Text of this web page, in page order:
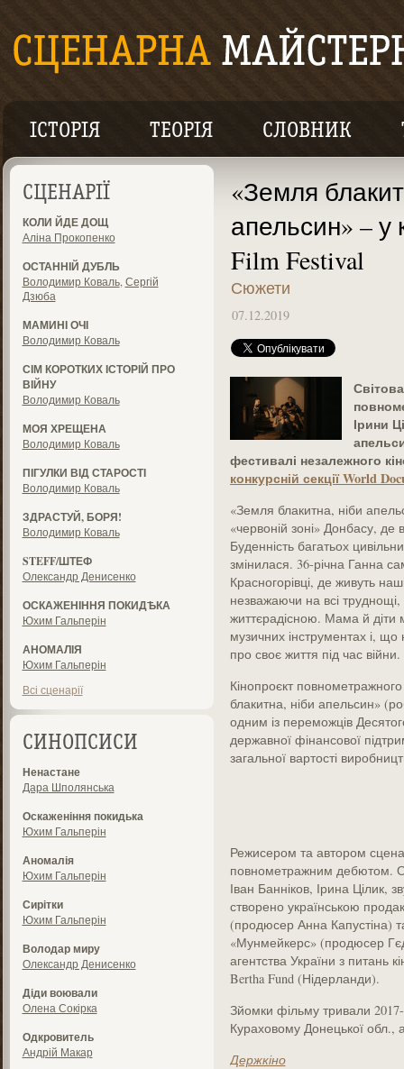
ІСТОРІЯ ТЕОРІЯ СЛОВНИК
СЦЕНАРІЇ
КОЛИ ЙДЕ ДОЩ
Аліна Прокопенко
ОСТАННІЙ ДУБЛЬ
Володимир Коваль, Сергій
Дзюба
МАМИНІ ОЧІ
Володимир Коваль
СІМ КОРОТКИХ ІСТОРІЙ ПРО
ВІЙНУ
Володимир Коваль
МОЯ ХРЕЩЕНА
Володимир Коваль
ПІГУЛКИ ВІД СТАРОСТІ
Володимир Коваль
ЗДРАСТУЙ, БОРЯ!
Володимир Коваль
STEFF/ШТЕФ
Олександр Денисенко
ОСКАЖЕНІННЯ ПОКИДѢКА
Юхим Гальперін
АНОМАЛІЯ
Юхим Гальперін
Всі сценарії
СИНОПСИСИ
Ненастане
Дара Шполянська
Оскаженіння покидька
Юхим Гальперін
Аномалія
Юхим Гальперін
Сирітки
Юхим Гальперін
Володар миру
Олександр Денисенко
Діди воювали
Олена Сокірка
Одкровитель
Андрій Макар
«Земля
апельсин» – у
Film Festival
Сюжети
07.12.2019
Ірини
фестивалі незалежного
конкурсній секції World
«Земля блакитна, ніби
«червоній зоні» Донбасу, де
Буденність багатьох
змінилася. 36-річна Ганна
Красногорівці, де живуть
незважаючи на всі
життєрадісною. Мама й діти
музичних інструментах і,
про своє життя під час війни.
Кінопроєкт
блакитна, ніби апельсин»
одним із переможців
державної фінансової
загальної вартості
Режисером та автором
повнометражним дебютом.
Іван Банніков, Ірина Цілик,
створено українською
(продюсер Анна Капустіна)
«Мунмейкерс» (продюсер
агентства України з питань
Bertha Fund (Нідерланди).
Зйомки фільму тривали 2017-
Кураховому Донецької обл.,
Держкіно